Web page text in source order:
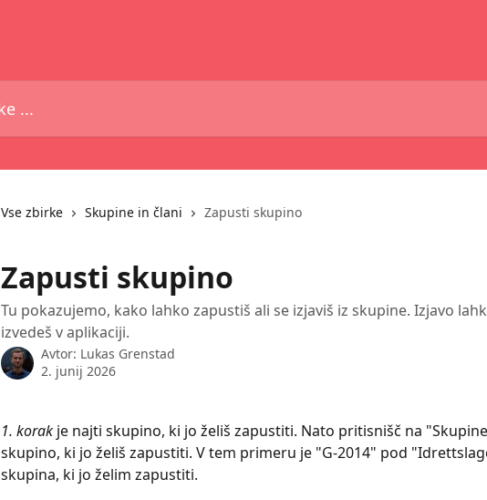
Vse zbirke Skupine in člani Zapusti skupino
Zapusti skupino
Tu pokazujemo, kako lahko zapustiš ali se izjaviš iz skupine. Izjavo
izvedeš v aplikaciji.
Avtor: Lukas Grenstad
2. junij 2026
1. korak je najti skupino, ki jo želiš zapustiti. Nato pritisnišč na
skupino, ki jo želiš zapustiti. V tem primeru je "G-2014" pod
skupina, ki jo želim zapustiti.